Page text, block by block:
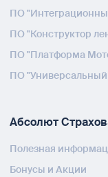
ПО
ПО "Конструктор
ПО "Платформа
ПО
Абсолют
Полезная
Бонусы и Акции